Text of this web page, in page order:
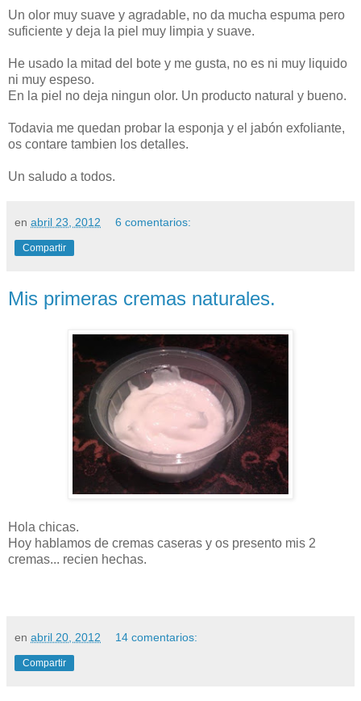
Un olor muy suave y agradable, no da mucha espuma pero
suficiente y deja la piel muy limpia y suave.
He usado la mitad del bote y me gusta, no es ni muy liquido
ni muy espeso.
En la piel no deja ningun olor. Un producto natural y bueno.
Todavia me quedan probar la esponja y el jabón exfoliante,
os contare tambien los detalles.
Un saludo a todos.
en abril 23, 2012 6 comentarios:
Compartir
Mis primeras cremas naturales.
Hola chicas.
Hoy hablamos de cremas caseras y os presento mis 2
cremas... recien hechas.
en abril 20, 2012 14 comentarios:
Compartir